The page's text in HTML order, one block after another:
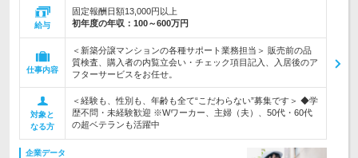
給与
固定報酬日額13,000円以上
初年度の年収： 100～600万円
仕事内容
＜新築分譲マンションの各種サポート業務担当＞ 販売前の品
質検査、購入者の内覧立会い・チェック項目記入、入居後のア
フターサービスをお任せ。
対象と
なる方
＜経験も、性別も、年齢も全て“こだわらない”募集です＞ ◆学
歴不問・未経験歓迎 ※Wワーカー、主婦（夫）、50代・60代
の超ベテランも活躍中
企業データ